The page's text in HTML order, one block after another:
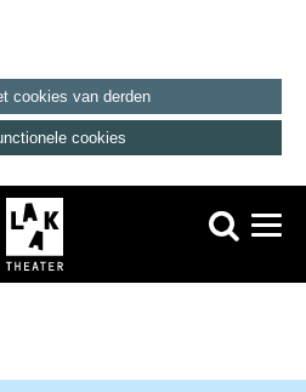
cookies van derden
cookies